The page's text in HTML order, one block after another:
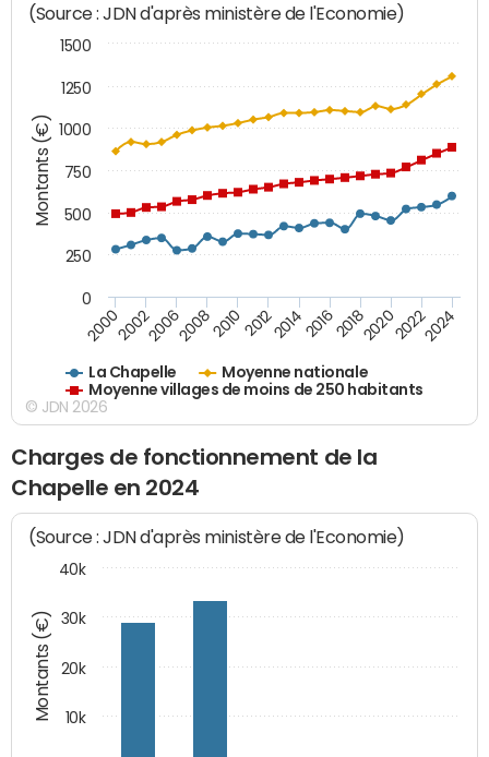
Montants (€)
(Source : JDN d'après ministère de l'Economie)
La Chapelle
Moyenne nationale
Moyenne villages de moins de 250 habitants
200020022006200820102012201420162018202020222024
0
250
500
750
1000
1250
1500
© JDN 2026
Charges de fonctionnement de la
Chapelle en 2024
Montants (€)
(Source : JDN d'après ministère de l'Economie)
10k
20k
30k
40k